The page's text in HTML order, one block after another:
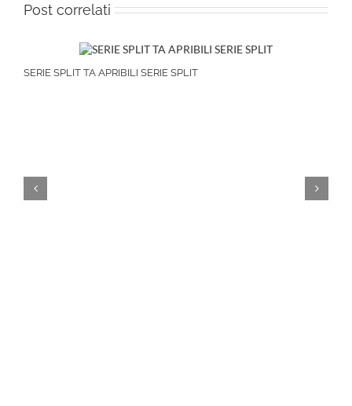
Post correlati
SERIE SPLIT TA APRIBILI SERIE SPLIT